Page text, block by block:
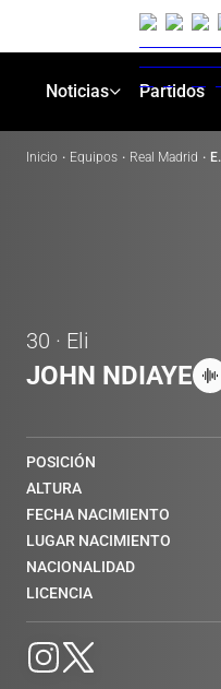
Noticias Partidos
Inicio · Equipos · Real Madrid ·
30 · Eli
JOHN NDIAYE
POSICIÓN
ALTURA
FECHA NACIMIENTO
LUGAR NACIMIENTO
NACIONALIDAD
LICENCIA